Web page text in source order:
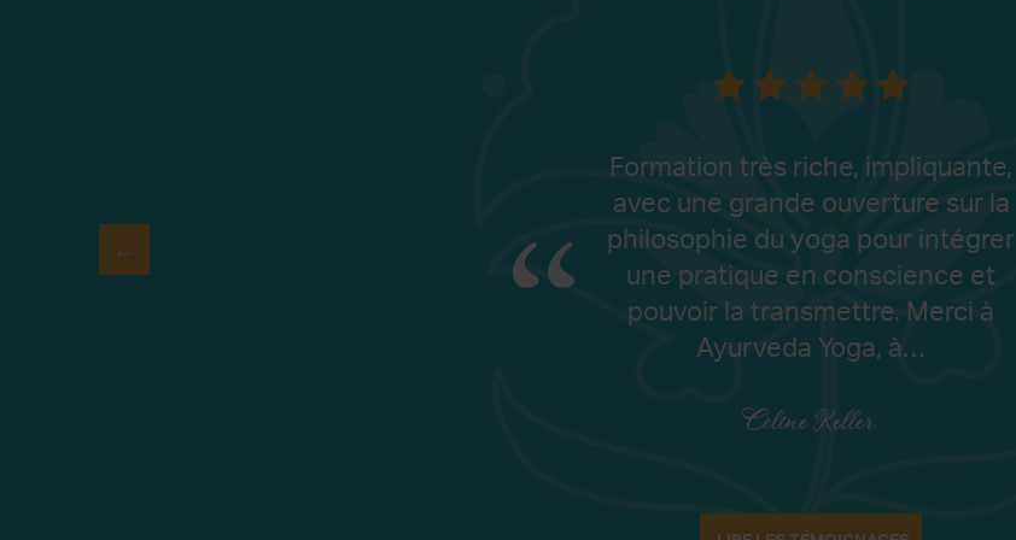
Formation très riche, impliquante,
avec une grande ouverture sur la
philosophie du yoga pour intégrer
une pratique en conscience et
pouvoir la transmettre. Merci à
Ayurveda Yoga, à…
Céline Keller